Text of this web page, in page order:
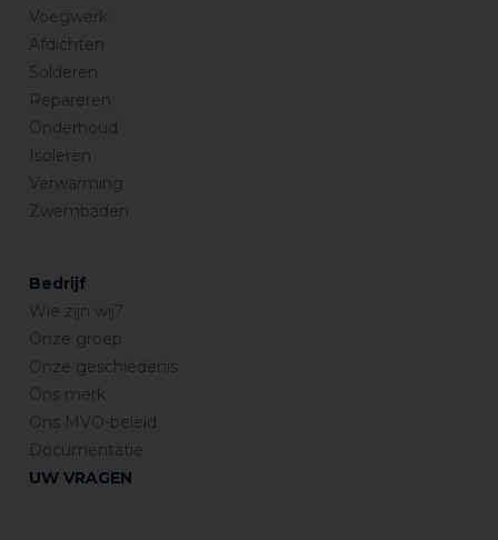
Voegwerk
Afdichten
Solderen
Repareren
Onderhoud
Isoleren
Verwarming
Zwembaden
Bedrijf
Wie zijn wij?
Onze groep
Onze geschiedenis
Ons merk
Ons MVO-beleid
Documentatie
UW VRAGEN